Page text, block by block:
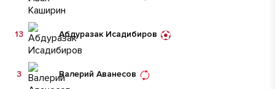
Абдуразак Исадибиров
13
Валерий Аванесов
3